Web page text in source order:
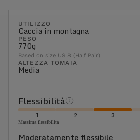
UTILIZZO
Caccia in montagna
PESO
770g
Based on size US 8 (Half Pair)
ALTEZZA TOMAIA
Media
Flessibilità
1 2 3
Massima flessibilità
Moderatamente flessibile